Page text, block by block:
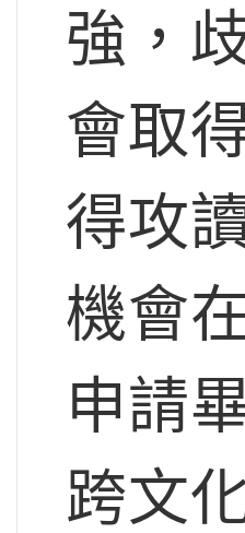
強，
會取
得攻
機會
申請
跨文